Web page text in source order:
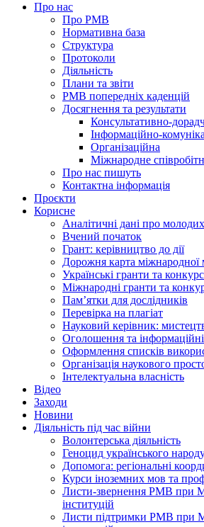
Про нас
Про РМВ
Нормативна база
Cтруктура
Протоколи
Діяльність
Плани та звіти
РМВ попередніх каденцій
Досягнення та результати
Консультативно-
Інформаційно-
Організаційна
Міжнародне
Про нас пишуть
Контактна інформація
Проєкти
Корисне
Аналітичні дані про
Вчений початок
Грант: керівництво до дії
Дорожня карта міжнародної
Українські гранти та
Міжнародні гранти та
Памʼятки для дослідників
Перевірка на плагіат
Науковий керівник:
Оголошення та інформаційні
Оформлення списків
Організація наукового
Інтелектуальна власність
Відео
Заходи
Новини
Діяльність під час війни
Волонтерська діяльність
Геноцид українського
Допомога: регіональні
Курси іноземних мов та
Листи-звернення РМВ при
інституцій
Листи підтримки РМВ при